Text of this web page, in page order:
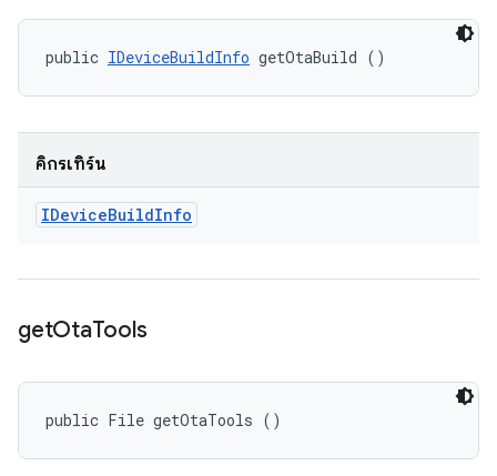
public IDeviceBuildInfo getOtaBuild ()
คิกรีเทิร์น
IDeviceBuildInfo
getOtaTools
public File getOtaTools ()